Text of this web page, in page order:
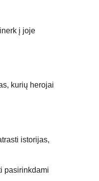
į joje
kurių herojai
istorijas,
pasirinkdami